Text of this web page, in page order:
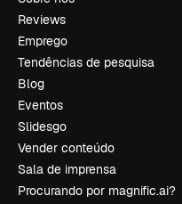
Reviews
Emprego
Tendências de pesquisa
Blog
Eventos
Slidesgo
Vender conteúdo
Sala de imprensa
Procurando por magnific.ai?